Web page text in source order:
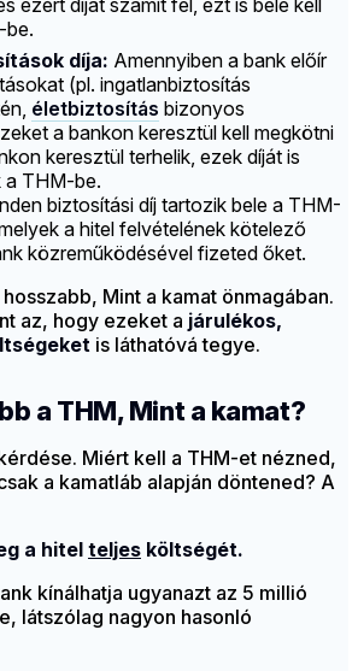
ezért díjat számít fel, ezt is bele kell
be.
díja: Amennyiben a bank előír
(pl. ingatlanbiztosítás
életbiztosítás bizonyos
a bankon keresztül kell megkötni
keresztül terhelik, ezek díját is
a THM-be.
biztosítási díj tartozik bele a THM-
a hitel felvételének kötelező
közreműködésével fizeted őket.
Mint a kamat önmagában.
az, hogy ezeket a járulékos,
is láthatóvá tegye.
a THM, Mint a kamat?
Miért kell a THM-et nézned,
a kamatláb alapján döntened? A
a hitel teljes költségét.
kínálhatja ugyanazt az 5 millió
látszólag nagyon hasonló